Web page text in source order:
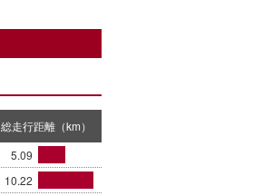
総走行距離（km）
5.09
10.22